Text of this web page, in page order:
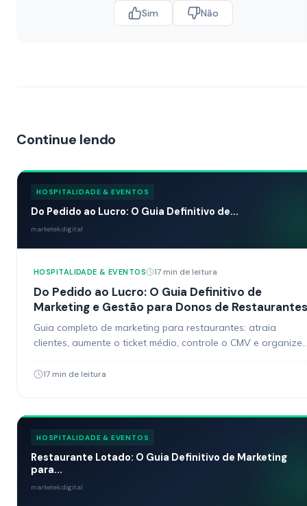
Sim Não
Continue lendo
HOSPITALIDADE & EVENTOS
Do Pedido ao Lucro: O Guia Definitivo de...
marketek.digital
HOSPITALIDADE & EVENTOS 17 min de leitura
Do Pedido ao Lucro: O Guia Definitivo de
Marketing e Gestão para Donos de Restaurantes
Guia completo de marketing para restaurantes: atraia
clientes, aumente o ticket médio, controle o CMV e organize
17 min de leitura
HOSPITALIDADE & EVENTOS
Restaurante Lotado: O Guia Definitivo de Marketing
para...
marketek.digital